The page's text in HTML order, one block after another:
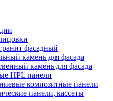
фасадный
камень для фасада
камень для фасада
HPL панели
композитные панели
панели, кассеты